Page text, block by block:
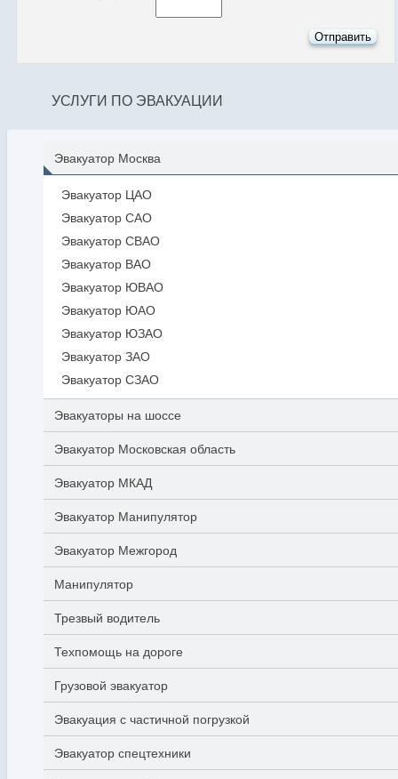
УСЛУГИ ПО ЭВАКУАЦИИ
Эвакуатор Москва
Эвакуатор ЦАО
Эвакуатор САО
Эвакуатор СВАО
Эвакуатор ВАО
Эвакуатор ЮВАО
Эвакуатор ЮАО
Эвакуатор ЮЗАО
Эвакуатор ЗАО
Эвакуатор СЗАО
Эвакуаторы на шоссе
Эвакуатор Московская область
Эвакуатор МКАД
Эвакуатор Манипулятор
Эвакуатор Межгород
Манипулятор
Трезвый водитель
Техпомощь на дороге
Грузовой эвакуатор
Эвакуация с частичной погрузкой
Эвакуатор спецтехники